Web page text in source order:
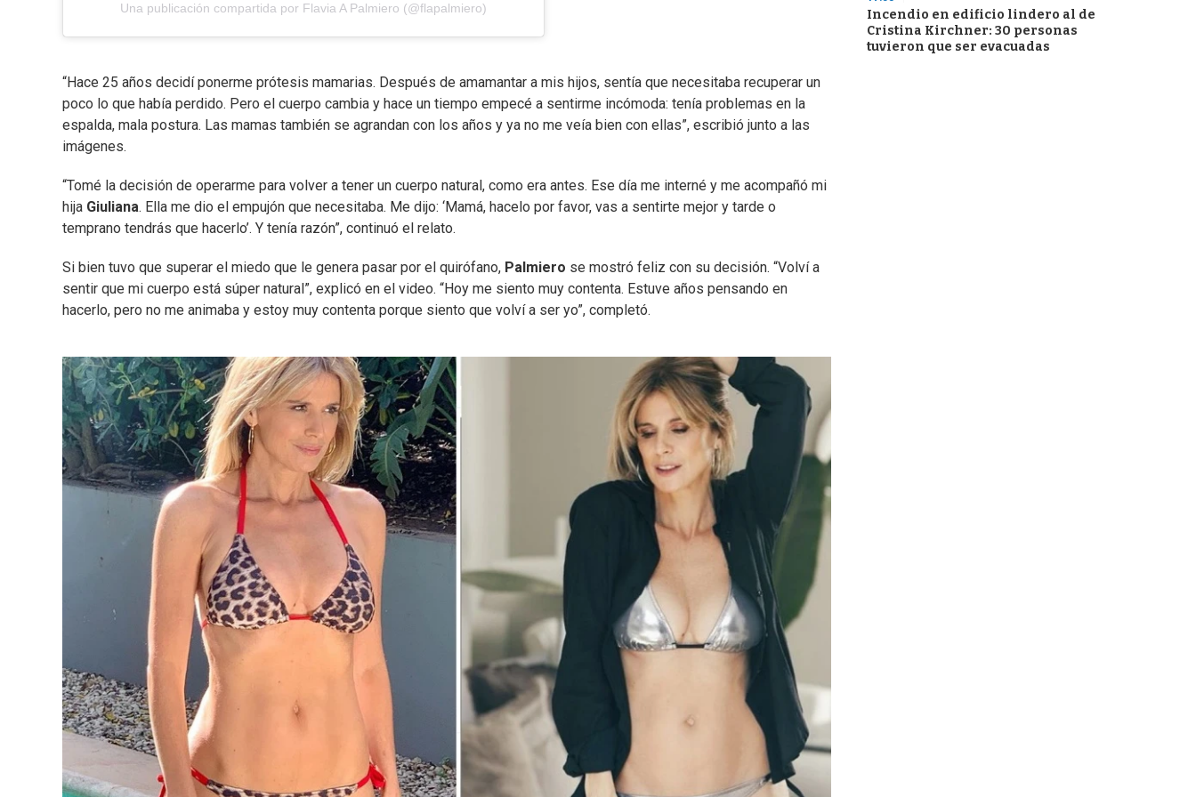
Una publicación compartida por Flavia A Palmiero (@flapalmiero)
“Hace 25 años decidí ponerme prótesis mamarias. Después de amamantar a mis hijos, sentía que necesitaba recuperar un
poco lo que había perdido. Pero el cuerpo cambia y hace un tiempo empecé a sentirme incómoda: tenía problemas en la
espalda, mala postura. Las mamas también se agrandan con los años y ya no me veía bien con ellas”, escribió junto a las
imágenes.
“Tomé la decisión de operarme para volver a tener un cuerpo natural, como era antes. Ese día me interné y me acompañó mi
hija Giuliana. Ella me dio el empujón que necesitaba. Me dijo: ‘Mamá, hacelo por favor, vas a sentirte mejor y tarde o
temprano tendrás que hacerlo’. Y tenía razón”, continuó el relato.
Si bien tuvo que superar el miedo que le genera pasar por el quirófano, Palmiero se mostró feliz con su decisión. “Volví a
sentir que mi cuerpo está súper natural”, explicó en el video. “Hoy me siento muy contenta. Estuve años pensando en
hacerlo, pero no me animaba y estoy muy contenta porque siento que volví a ser yo”, completó.
Incendio en edificio lindero al de
Cristina Kirchner: 30 personas
tuvieron que ser evacuadas